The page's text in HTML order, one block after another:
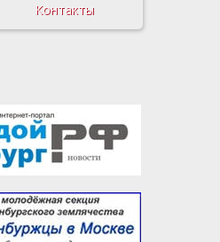
Контакты